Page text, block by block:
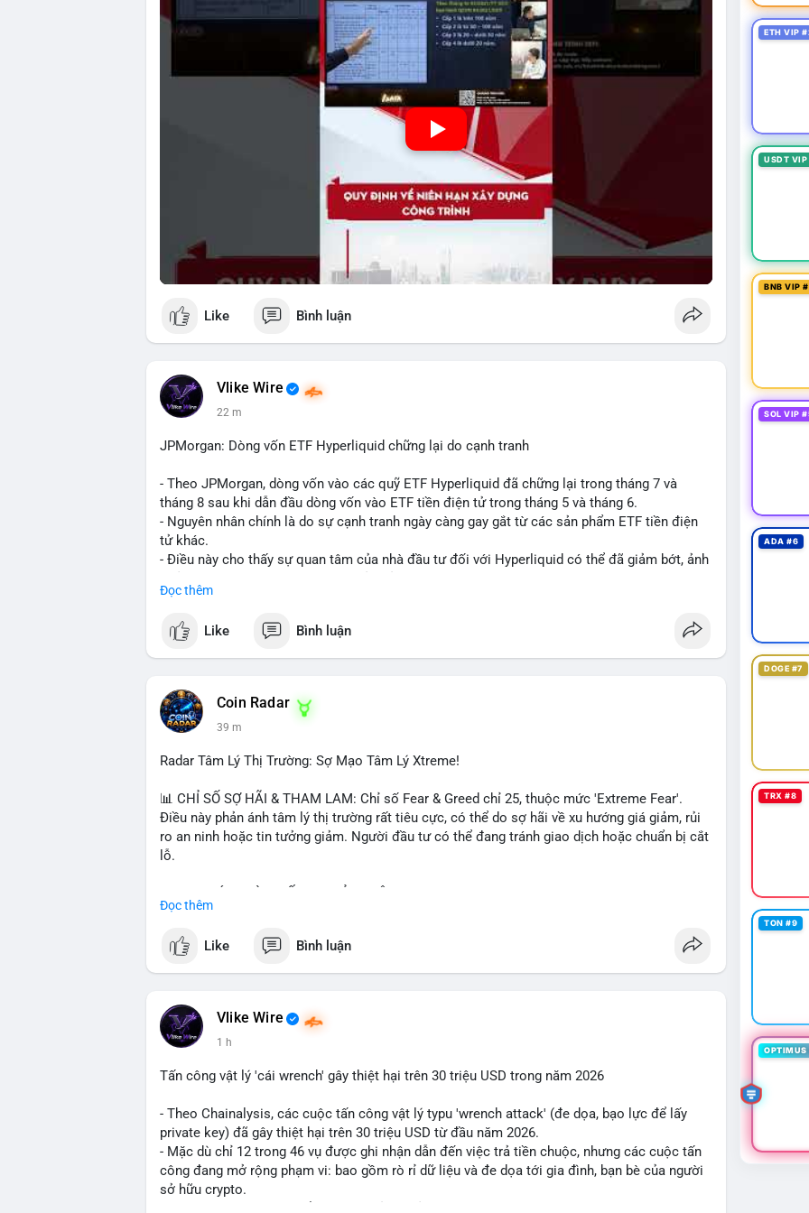
🎥 Xem video trực tiếp tại:
Nguồn: Tài chính & Kinh doanh
Like Bình luận
Vlike Wire
22 m
JPMorgan: Dòng vốn ETF Hyperliquid chững lại do cạnh tranh
- Theo JPMorgan, dòng vốn vào các quỹ ETF Hyperliquid đã chững lại trong tháng 7 và
tháng 8 sau khi dẫn đầu dòng vốn vào ETF tiền điện tử trong tháng 5 và tháng 6.
- Nguyên nhân chính là do sự cạnh tranh ngày càng gay gắt từ các sản phẩm ETF tiền điện
tử khác.
- Điều này cho thấy sự quan tâm của nhà đầu tư đối với Hyperliquid có thể đã giảm bớt, ảnh
- Nhà đầu tư cần theo dõi sát sao diễn biến thị trường và các yếu tố cạnh tranh để đưa ra
#binancesquare #cryptonews #hyperliquid #etf #jpmorgan
$hype
#vlikevn #titanbot
📰 Nguồn: CoinDesk
Đọc thêm
Like Bình luận
Coin Radar
39 m
Radar Tâm Lý Thị Trường: Sợ Mạo Tâm Lý Xtreme!
📊 CHỈ SỐ SỢ HÃI & THAM LAM: Chỉ số Fear & Greed chỉ 25, thuộc mức 'Extreme Fear'.
Điều này phản ánh tâm lý thị trường rất tiêu cực, có thể do sợ hãi về xu hướng giá giảm, rủi
ro an ninh hoặc tin tưởng giảm. Người đầu tư có thể đang tránh giao dịch hoặc chuẩn bị cắt
lỗ.
meme như Cash Cat (CASHCAT), Pudgy Penguins (PENGU) và OVERTAKE (TAKE). Các chủ
crypto, cho thấy sự tập trung của người dùng vào các chủ đề địa phương. Trên LunarCrush,
các chủ đề như Solana, Taylor Swift và UFC 310 hấp dẫn sự chú ý đa lĩnh vực.
💬 DÒNG CHẢY TIN TỨC & TRUYỀN THÔNG: Tài chính Việt Nam đang tập trung vào các đề
tài như 'Trục lợi' hoặc 'Miền Bắc', trong khi tin tức quốc tế nhấn mạnh việc Putin ký luật
crypto và sự kiện an ninh như hack Zeus Wallet. Trên Binance Square, nhiều người chia sẻ
Competition.
💡 NHẬN ĐỊNH & KHUYẾN NGHỊ: Tâm lý thị trường hiện đang ở mức sợ hãi cực độ, nhưng
vẫn có dấu hiệu tích cực từ các chính sách crypto mới (như luật Việt Nam) và sự quan tâm
đến token meme. Tuy nhiên, rủi ro an ninh và sự biến động lớn của giá có thể khiến thị
trường khó dịp giao dịch trong ngắn hạn.
Đọc thêm
Like Bình luận
Vlike Wire
1 h
Tấn công vật lý 'cái wrench' gây thiệt hại trên 30 triệu USD trong năm 2026
- Theo Chainalysis, các cuộc tấn công vật lý typu 'wrench attack' (đe dọa, bạo lực để lấy
private key) đã gây thiệt hại trên 30 triệu USD từ đầu năm 2026.
- Mặc dù chỉ 12 trong 46 vụ được ghi nhận dẫn đến việc trả tiền chuộc, nhưng các cuộc tấn
công đang mở rộng phạm vi: bao gồm rò rỉ dữ liệu và đe dọa tới gia đình, bạn bè của người
sở hữu crypto.
ETH VIP
USDT
BNB VIP
SOL VIP
ADA #6
DOGE #7
TRX #8
TON #9
OPTIMUS